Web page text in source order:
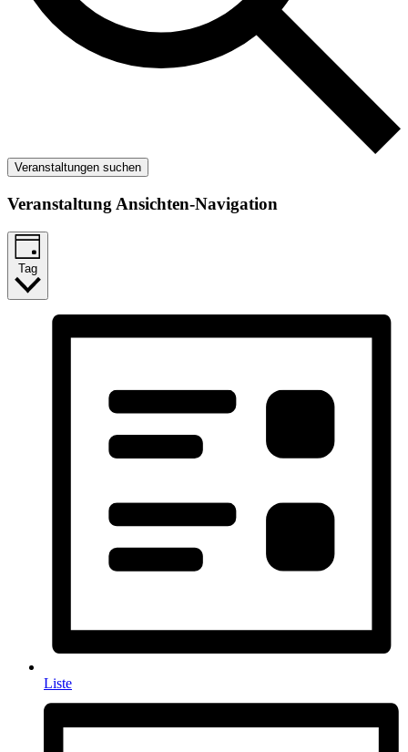
Veranstaltungen suchen
Veranstaltung Ansichten-Navigation
Tag
Liste